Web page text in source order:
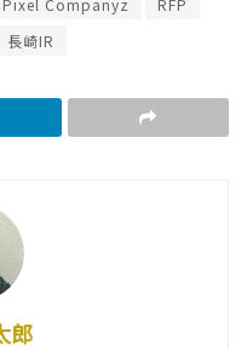
長崎IR
郎